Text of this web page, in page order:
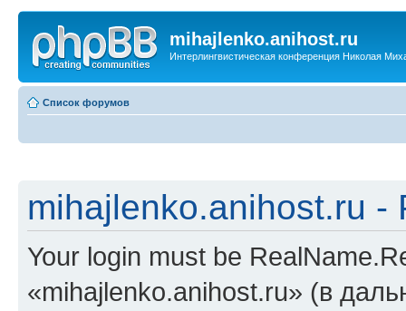
mihajlenko.anihost.ru
Интерлингвистическая конференция Николая
Список форумов
mihajlenko.anihost.ru -
Your login must be
«mihajlenko.anihost.ru» (в